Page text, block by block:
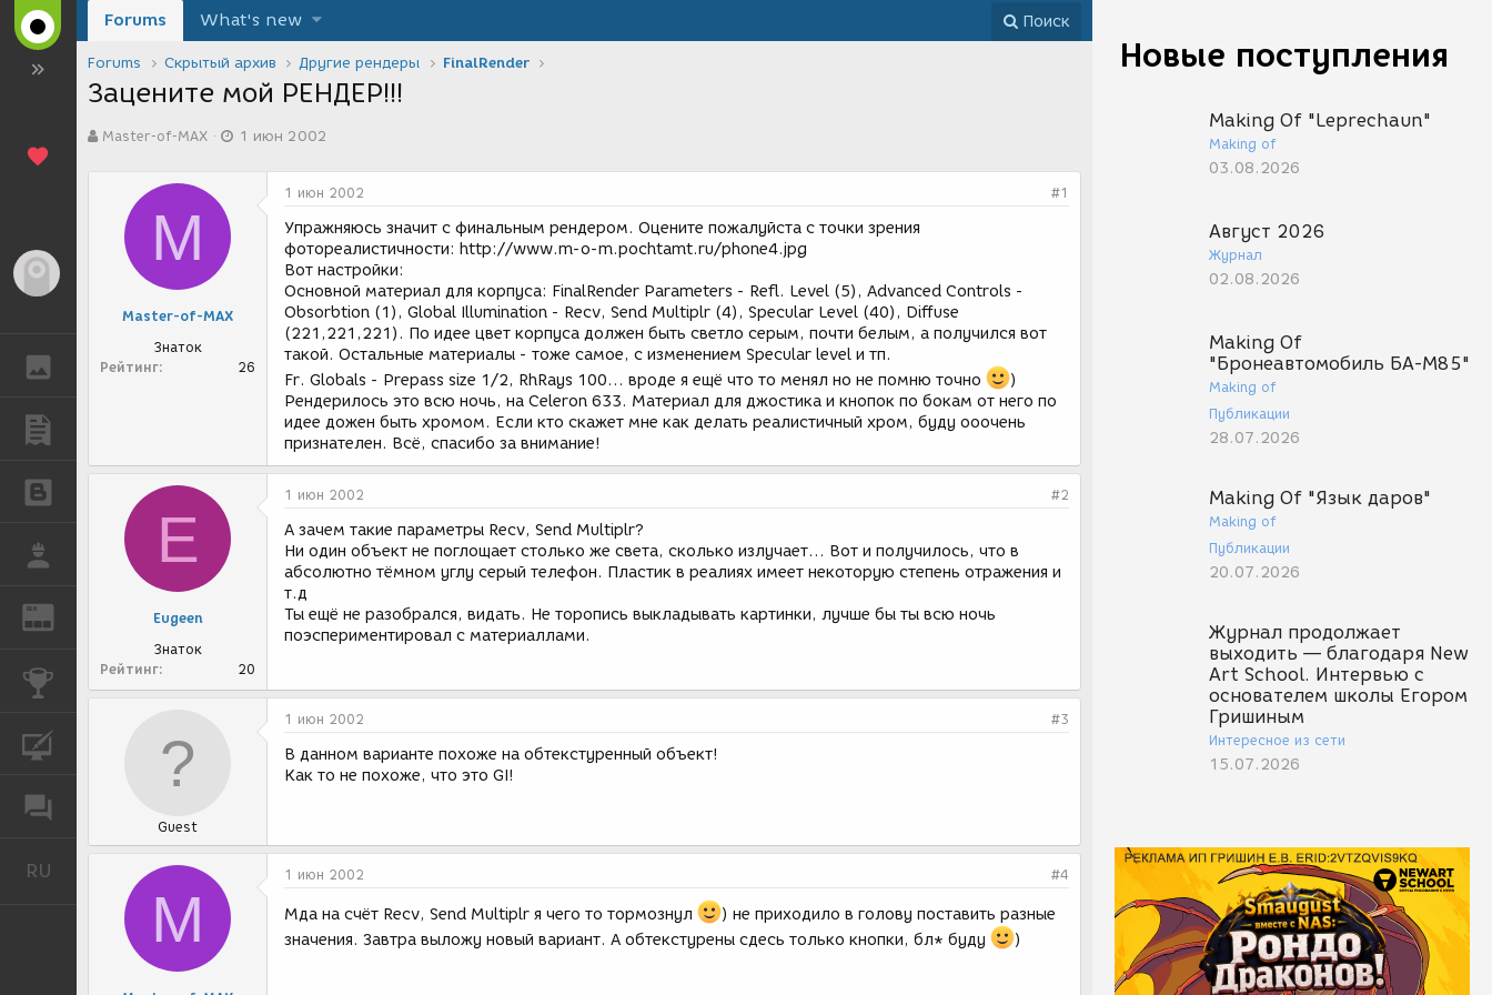
ГАЛЕРЕЯ
РАБОТА
REN
КОНКУРСЫ
RU
Новые поступления
Making Of "Leprechaun"
Making of
03.08.2026
Август 2026
Журнал
02.08.2026
Making Of
"Бронеавтомобиль БА-М85"
Making of
Публикации
28.07.2026
Making Of "Язык даров"
Making of
Публикации
20.07.2026
Журнал продолжает
выходить — благодаря New
Art School. Интервью с
основателем школы Егором
Гришиным
Интересное из сети
15.07.2026
Forums What's new Поиск
Forums Скрытый архив Другие рендеры FinalRender
Зацените мой РЕНДЕР!!!
в
Master-of-MAX
а
1 июн 2002
M
Master-of-MAX
Знаток
Рейтинг
26
1 июн 2002 #1
Упражняюсь значит с финальным рендером. Оцените пожалуйста с точки зрения
фотореалистичности: http://www.m-o-m.pochtamt.ru/phone4.jpg
Вот настройки:
Основной материал для корпуса: FinalRender Parameters - Refl. Level (5), Advanced Controls -
Obsorbtion (1), Global Illumination - Recv, Send Multiplr (4), Specular Level (40), Diffuse
(221,221,221). По идее цвет корпуса должен быть светло серым, почти белым, а получился вот
такой. Остальные материалы - тоже самое, с изменением Specular level и тп.
Fr. Globals - Prepass size 1/2, RhRays 100... вроде я ещё что то менял но не помню точно
)
Рендерилось это всю ночь, на Celeron 633. Материал для джостика и кнопок по бокам от него по
идее дожен быть хромом. Если кто скажет мне как делать реалистичный хром, буду ооочень
признателен. Всё, спасибо за внимание!
E
Eugeen
Знаток
Рейтинг
20
1 июн 2002 #2
А зачем такие параметры Recv, Send Multiplr?
Ни один объект не поглощает столько же света, сколько излучает... Вот и получилось, что в
абсолютно тёмном углу серый телефон. Пластик в реалиях имеет некоторую степень отражения и
т.д
Ты ещё не разобрался, видать. Не торопись выкладывать картинки, лучше бы ты всю ночь
поэспериментировал с материаллами.
Guest
1 июн 2002 #3
В данном варианте похоже на обтекстуренный объект!
Как то не похоже, что это GI!
M
1 июн 2002 #4
Мда на счёт Recv, Send Multiplr я чего то тормознул
) не приходило в голову поставить разные
значения. Завтра выложу новый вариант. А обтекстурены сдесь только кнопки, бл* буду
)